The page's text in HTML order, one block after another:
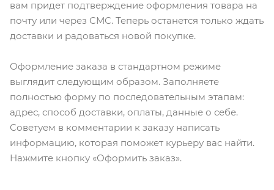
вам придет подтверждение оформления товара на
почту или через СМС. Теперь останется только ждать
доставки и радоваться новой покупке.
Оформление заказа в стандартном режиме
выглядит следующим образом. Заполняете
полностью форму по последовательным этапам:
адрес, способ доставки, оплаты, данные о себе.
Советуем в комментарии к заказу написать
информацию, которая поможет курьеру вас найти.
Нажмите кнопку «Оформить заказ».